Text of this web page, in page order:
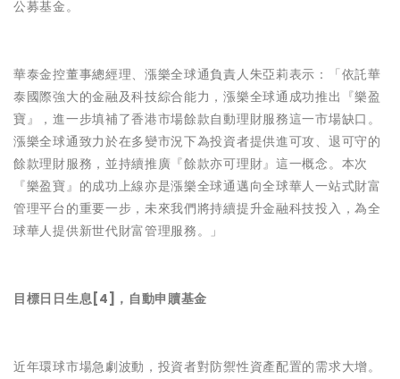
公募基金。
華泰金控董事總經理、漲樂全球通負責人朱亞莉表示：「依託華
泰國際強大的金融及科技綜合能力，漲樂全球通成功推出『樂盈
寶』，進一步填補了香港市場餘款自動理財服務這一市場缺口。
漲樂全球通致力於在多變市況下為投資者提供進可攻、退可守的
餘款理財服務，並持續推廣『餘款亦可理財』這一概念。本次
『樂盈寶』的成功上線亦是漲樂全球通邁向全球華人一站式財富
管理平台的重要一步，未來我們將持續提升金融科技投入，為全
球華人提供新世代財富管理服務。」
目標日日生息[4]，自動申贖基金
近年環球市場急劇波動，投資者對防禦性資產配置的需求大增。